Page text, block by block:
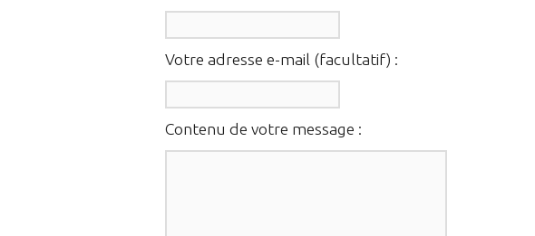
Votre adresse e-mail (facultatif) :
Contenu de votre message :